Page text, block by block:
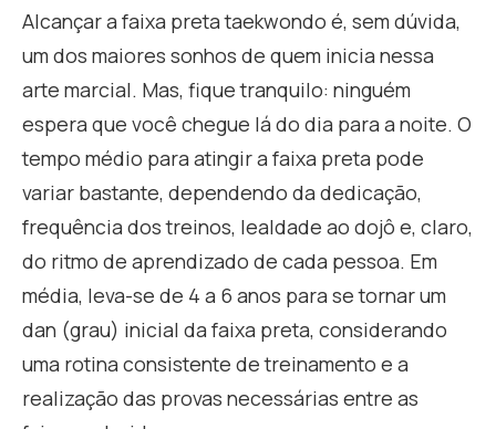
Alcançar a faixa preta taekwondo é, sem dúvida,
um dos maiores sonhos de quem inicia nessa
arte marcial. Mas, fique tranquilo: ninguém
espera que você chegue lá do dia para a noite. O
tempo médio para atingir a faixa preta pode
variar bastante, dependendo da dedicação,
frequência dos treinos, lealdade ao dojô e, claro,
do ritmo de aprendizado de cada pessoa. Em
média, leva-se de 4 a 6 anos para se tornar um
dan (grau) inicial da faixa preta, considerando
uma rotina consistente de treinamento e a
realização das provas necessárias entre as